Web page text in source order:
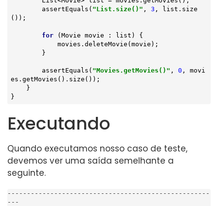
        assertEquals(
"List.size()" , 3 , list.size
());
for (Movie movie : list) {
        assertEquals(
"Movies.getMovies()" , 0 , movi
es.getMovies().size());
}
Executando
Quando executamos nosso caso de teste,
devemos ver uma saída semelhante a
seguinte.
----------------------------------------------------
---